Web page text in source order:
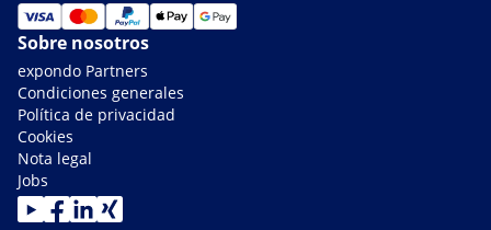
Sobre nosotros
expondo Partners
Condiciones generales
Política de privacidad
Cookies
Nota legal
Jobs